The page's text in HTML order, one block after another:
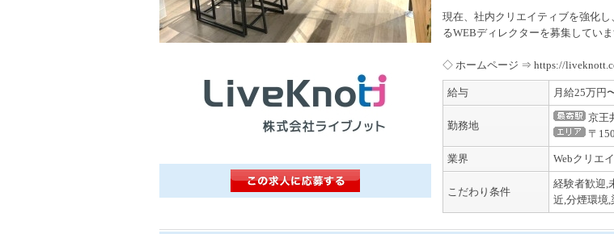
現在、社内クリエイティブを強化
るWEBディレクターを募集していま
◇ ホームページ ⇒ https://
給与 月給25万円
勤務地
京王
〒
業界 Webクリエ
こだわり条件
経験者歓迎,
近,分煙環境